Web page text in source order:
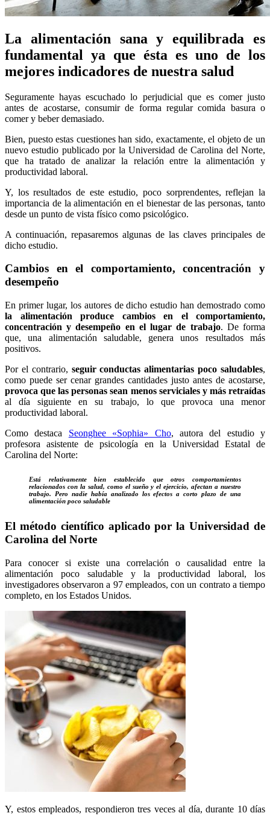
La alimentación sana y equilibrada es
fundamental ya que ésta es uno de los
mejores indicadores de nuestra salud
Seguramente hayas escuchado lo perjudicial que es comer justo
antes de acostarse, consumir de forma regular comida basura o
comer y beber demasiado.
Bien, puesto estas cuestiones han sido, exactamente, el objeto de un
nuevo estudio publicado por la Universidad de Carolina del Norte,
que ha tratado de analizar la relación entre la alimentación y
productividad laboral.
Y, los resultados de este estudio, poco sorprendentes, reflejan la
importancia de la alimentación en el bienestar de las personas, tanto
desde un punto de vista físico como psicológico.
A continuación, repasaremos algunas de las claves principales de
dicho estudio.
Cambios en el comportamiento, concentración y
desempeño
En primer lugar, los autores de dicho estudio han demostrado como
la alimentación produce cambios en el comportamiento,
concentración y desempeño en el lugar de trabajo. De forma
que, una alimentación saludable, genera unos resultados más
positivos.
Por el contrario, seguir conductas alimentarias poco saludables,
como puede ser cenar grandes cantidades justo antes de acostarse,
provoca que las personas sean menos serviciales y más retraídas
al día siguiente en su trabajo, lo que provoca una menor
productividad laboral.
Como destaca Seonghee «Sophia» Cho, autora del estudio y
profesora asistente de psicología en la Universidad Estatal de
Carolina del Norte:
Está relativamente bien establecido que otros comportamientos
relacionados con la salud, como el sueño y el ejercicio, afectan a nuestro
trabajo. Pero nadie había analizado los efectos a corto plazo de una
alimentación poco saludable
El método científico aplicado por la Universidad de
Carolina del Norte
Para conocer si existe una correlación o causalidad entre la
alimentación poco saludable y la productividad laboral, los
investigadores observaron a 97 empleados, con un contrato a tiempo
completo, en los Estados Unidos.
Y, estos empleados, respondieron tres veces al día, durante 10 días